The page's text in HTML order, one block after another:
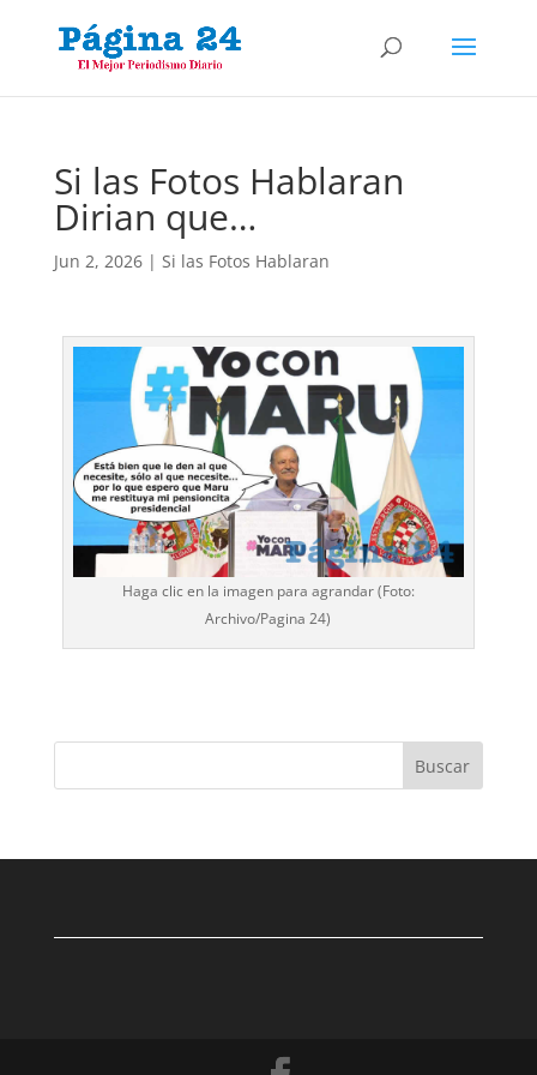
Si las Fotos Hablaran
Dirian que…
Jun 2, 2026| Si las Fotos Hablaran
Haga clic en la imagen para agrandar (Foto:
Archivo/Pagina 24)
Buscar